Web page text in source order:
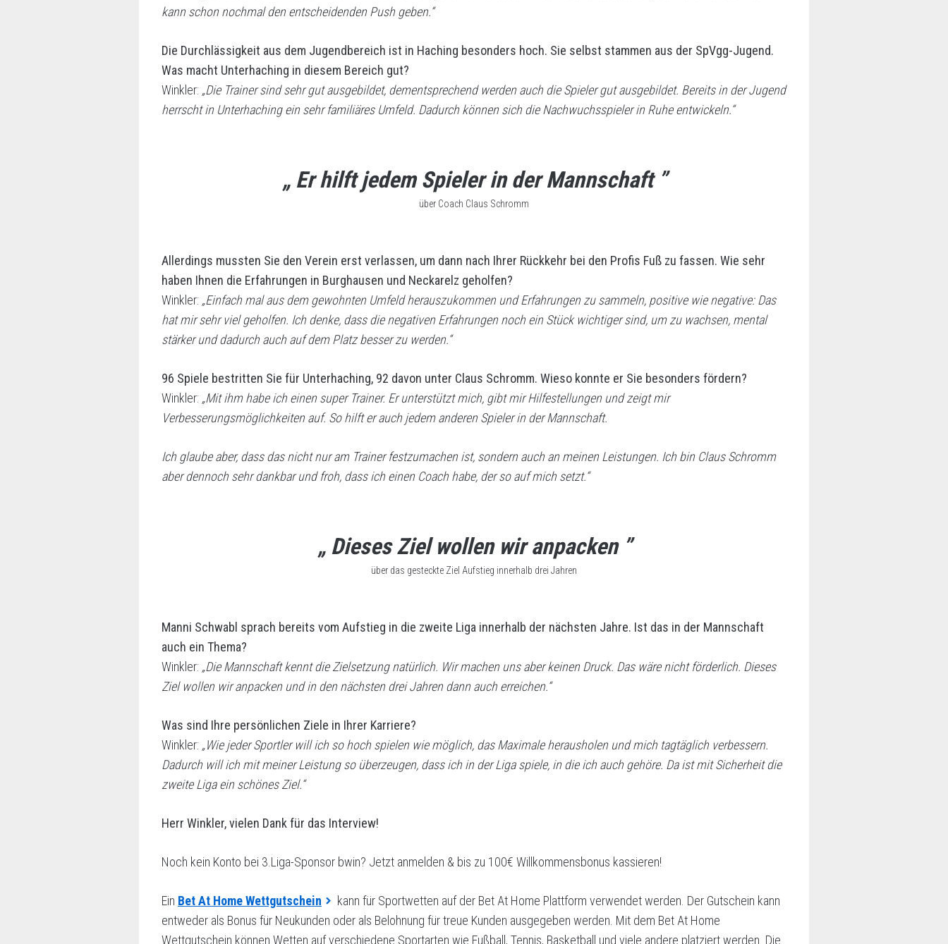
kann schon nochmal den entscheidenden Push geben.“
Die Durchlässigkeit aus dem Jugendbereich ist in Haching besonders hoch. Sie selbst stammen aus der SpVgg-Jugend.
Was macht Unterhaching in diesem Bereich gut?
Winkler: „Die Trainer sind sehr gut ausgebildet, dementsprechend werden auch die Spieler gut ausgebildet. Bereits in der Jugend
herrscht in Unterhaching ein sehr familiäres Umfeld. Dadurch können sich die Nachwuchsspieler in Ruhe entwickeln.“
„ Er hilft jedem Spieler in der Mannschaft ”
über Coach Claus Schromm
Allerdings mussten Sie den Verein erst verlassen, um dann nach Ihrer Rückkehr bei den Profis Fuß zu fassen. Wie sehr
haben Ihnen die Erfahrungen in Burghausen und Neckarelz geholfen?
Winkler: „Einfach mal aus dem gewohnten Umfeld herauszukommen und Erfahrungen zu sammeln, positive wie negative: Das
hat mir sehr viel geholfen. Ich denke, dass die negativen Erfahrungen noch ein Stück wichtiger sind, um zu wachsen, mental
stärker und dadurch auch auf dem Platz besser zu werden.“
96 Spiele bestritten Sie für Unterhaching, 92 davon unter Claus Schromm. Wieso konnte er Sie besonders fördern?
Winkler: „Mit ihm habe ich einen super Trainer. Er unterstützt mich, gibt mir Hilfestellungen und zeigt mir
Verbesserungsmöglichkeiten auf. So hilft er auch jedem anderen Spieler in der Mannschaft.
Ich glaube aber, dass das nicht nur am Trainer festzumachen ist, sondern auch an meinen Leistungen. Ich bin Claus Schromm
aber dennoch sehr dankbar und froh, dass ich einen Coach habe, der so auf mich setzt.“
„ Dieses Ziel wollen wir anpacken ”
über das gesteckte Ziel Aufstieg innerhalb drei Jahren
Manni Schwabl sprach bereits vom Aufstieg in die zweite Liga innerhalb der nächsten Jahre. Ist das in der Mannschaft
auch ein Thema?
Winkler: „Die Mannschaft kennt die Zielsetzung natürlich. Wir machen uns aber keinen Druck. Das wäre nicht förderlich. Dieses
Ziel wollen wir anpacken und in den nächsten drei Jahren dann auch erreichen.“
Was sind Ihre persönlichen Ziele in Ihrer Karriere?
Winkler: „Wie jeder Sportler will ich so hoch spielen wie möglich, das Maximale herausholen und mich tagtäglich verbessern.
Dadurch will ich mit meiner Leistung so überzeugen, dass ich in der Liga spiele, in die ich auch gehöre. Da ist mit Sicherheit die
zweite Liga ein schönes Ziel.“
Herr Winkler, vielen Dank für das Interview!
Noch kein Konto bei 3.Liga-Sponsor bwin? Jetzt anmelden & bis zu 100€ Willkommensbonus kassieren!
Ein Bet At Home Wettgutschein
kann für Sportwetten auf der Bet At Home Plattform verwendet werden. Der Gutschein kann
entweder als Bonus für Neukunden oder als Belohnung für treue Kunden ausgegeben werden. Mit dem Bet At Home
Wettgutschein können Wetten auf verschiedene Sportarten wie Fußball, Tennis, Basketball und viele andere platziert werden. Die